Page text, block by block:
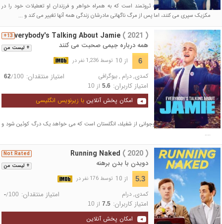
نیل بنت عضو یک خانواده ثروتمند است که به همراه خواهر و فرزندان او تعطیلات خود را در
مکزیک سپری می کنند، اما پس از مرگ ناگهانی مادرشان زندگی همه آنها تغییر می کند و ...
+ لیست من
13+Everybody's Talking About Jamie ( 2021 )
همه درباره جیمی صحبت می کنند
6 از 10 توسط 1,236 نفر در
کمدی,درام ,بیوگرافی امتیاز منتقدان: 62/100
امتیاز کاربران: 5.6از 10
امکان پخش آنلاین با زیرنویس انگلیسی
داستان این فیلم درباره‌ی نوجوانی از شفیلد، انگلستان است که می خواهد یک درگ کوئین شود و
....
+ لیست من
Not Rated Running Naked ( 2020 )
دویدن با بدن برهنه
5.3 از 10 توسط 176 نفر در
کمدی,درام امتیاز منتقدان: -/100
امتیاز کاربران: 7.5از 10
امکان پخش آنلاین